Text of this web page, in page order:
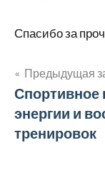
Спасибо за
по
Предыдущая
Спортивное
энергии и
тренировок